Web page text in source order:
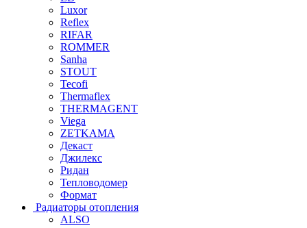
Luxor
Reflex
RIFAR
ROMMER
Sanha
STOUT
Tecofi
Thermaflex
THERMAGENT
Viega
ZETKAMA
Декаст
Джилекс
Ридан
Тепловодомер
Формат
Радиаторы отопления
ALSO